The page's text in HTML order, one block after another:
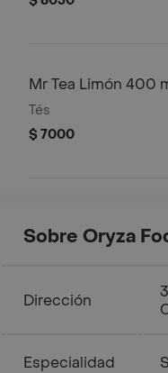
Mr Tea Limón 400
Tés
$ 7000
Sobre Oryza
Dirección
Especialidad